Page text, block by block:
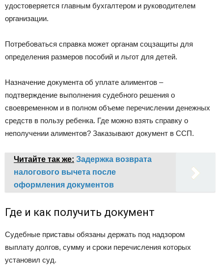
удостоверяется главным бухгалтером и руководителем
организации.
Потребоваться справка может органам соцзащиты для
определения размеров пособий и льгот для детей.
Назначение документа об уплате алиментов –
подтверждение выполнения судебного решения о
своевременном и в полном объеме перечислении денежных
средств в пользу ребенка. Где можно взять справку о
неполучении алиментов? Заказывают документ в ССП.
Читайте так же: Задержка возврата
налогового вычета после
оформления документов
Где и как получить документ
Судебные приставы обязаны держать под надзором
выплату долгов, сумму и сроки перечисления которых
установил суд.